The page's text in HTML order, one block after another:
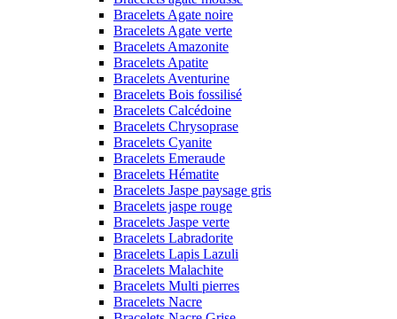
Bracelets Agate noire
Bracelets Agate verte
Bracelets Amazonite
Bracelets Apatite
Bracelets Aventurine
Bracelets Bois fossilisé
Bracelets Calcédoine
Bracelets Chrysoprase
Bracelets Cyanite
Bracelets Emeraude
Bracelets Hématite
Bracelets Jaspe paysage gris
Bracelets jaspe rouge
Bracelets Jaspe verte
Bracelets Labradorite
Bracelets Lapis Lazuli
Bracelets Malachite
Bracelets Multi pierres
Bracelets Nacre